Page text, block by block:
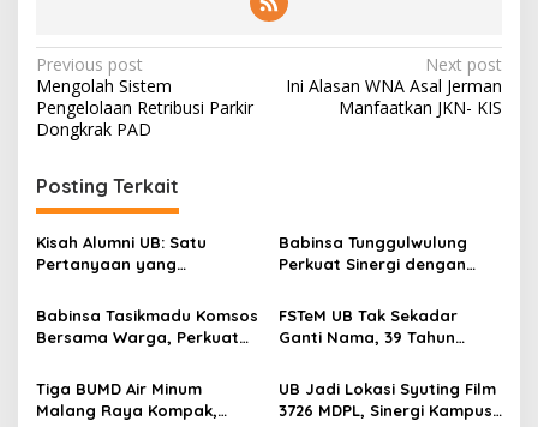
P
o
s
t
n
a
v
i
g
t
Previous post
Mengolah Sistem
Pengelolaan Retribusi Parkir
Dongkrak PAD
Next post
Ini Alasan WNA Asal Jerman
Manfaatkan JKN- KIS
Posting Terkait
Kisah Alumni UB: Satu
Pertanyaan yang
Babinsa Tunggulwulung
Perkuat Sinergi dengan
Aman dan Kondusif
Babinsa Tasikmadu Komsos
Bersama Warga, Perkuat
Kondusivitas Wilayah
FSTeM UB Tak Sekadar
Ganti Nama, 39 Tahun
Trendsetter Sains dan
Teknologi
Tiga BUMD Air Minum
Malang Raya Kompak,
UB Jadi Lokasi Syuting Film
3726 MDPL, Sinergi Kampus